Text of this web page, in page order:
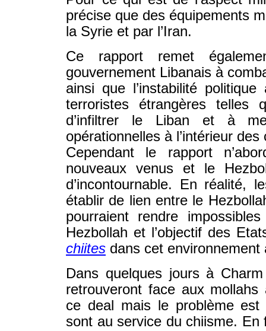
précise que des équipements
la Syrie et par l’Iran.
Ce rapport remet
gouvernement Libanais à
ainsi que l’instabilité
terroristes étrangères telles
d’infiltrer le Liban et à
opérationnelles à l’intérieur
Cependant le rapport
nouveaux venus et le
d’incontournable. En réalité,
établir de lien entre le
pourraient rendre
Hezbollah et l’objectif des
chiites dans cet
Dans quelques jours à
retrouveront face aux mollahs
ce deal mais le problème est
sont au service du chiisme.